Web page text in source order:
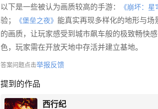
以下是一些被认为画质较高的手游： 《崩坏：星
验；
《堡垒之夜》 能真实再现多样化的地形与场
的画质，让玩家感受到城市飙车般的极致畅快感
色，玩家需在开放天地中存活并建立基地。
答案问题点击举报反馈
提到的作品
西行纪